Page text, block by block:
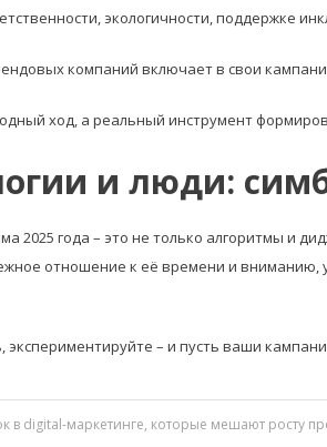
экологичности, поддержке
компаний включает в свои
ход, а реальный инструмент
и люди:
2025 года – это не только алгоритмы и
отношение к её времени и вниманию,
экспериментируйте – и пусть ваши
в digital-маркетинге, которые мешают росту